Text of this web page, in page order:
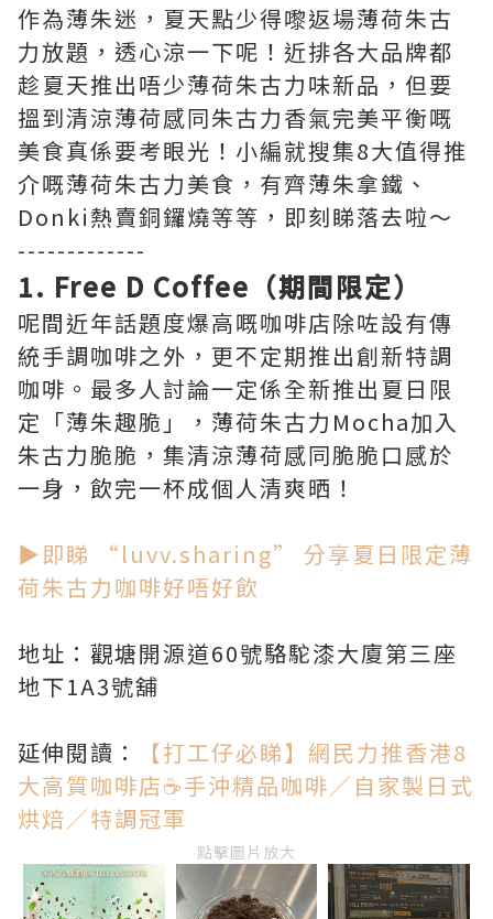
作為薄朱迷，夏天點少得嚟返場薄荷朱古
力放題，透心涼一下呢！近排各大品牌都
趁夏天推出唔少薄荷朱古力味新品，但要
搵到清涼薄荷感同朱古力香氣完美平衡嘅
美食真係要考眼光！小編就搜集8大值得推
介嘅薄荷朱古力美食，有齊薄朱拿鐵、
Donki熱賣銅鑼燒等等，即刻睇落去啦～
-------------
1. Free D Coffee（期間限定）
呢間近年話題度爆高嘅咖啡店除咗設有傳
統手調咖啡之外，更不定期推出創新特調
咖啡。最多人討論一定係全新推出夏日限
定「薄朱趣脆」，薄荷朱古力Mocha加入
朱古力脆脆，集清涼薄荷感同脆脆口感於
一身，飲完一杯成個人清爽晒！
▶即睇 “luvv.sharing” 分享夏日限定薄
荷朱古力咖啡好唔好飲
地址：觀塘開源道60號駱駝漆大廈第三座
地下1A3號舖
延伸閱讀：
【打工仔必睇】網民力推香港8
大高質咖啡店☕手沖精品咖啡／自家製日式
烘焙／特調冠軍
點擊圖片放大